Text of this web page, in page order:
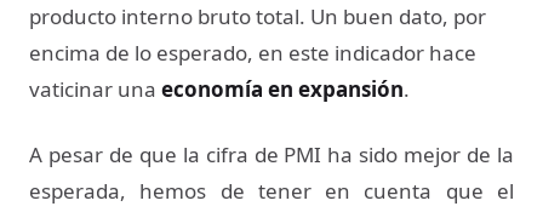
producto interno bruto total. Un buen dato, por
encima de lo esperado, en este indicador hace
vaticinar una economía en expansión.
A pesar de que la cifra de PMI ha sido mejor de la
esperada, hemos de tener en cuenta que el